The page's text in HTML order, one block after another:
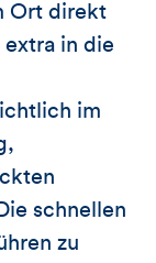
Ort direkt
in die
im
schnellen
zu